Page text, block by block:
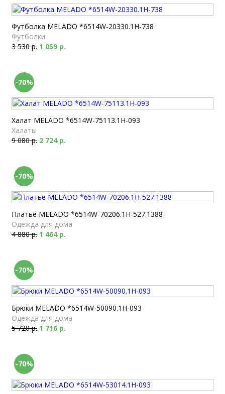
Футболка MELADO *6514W-20330.1H-738
Футболки
3 530 р. 1 059 р.
-70%
Халат MELADO *6514W-75113.1H-093
Халаты
9 080 р. 2 724 р.
-70%
Платье MELADO *6514W-70206.1H-527.1388
Одежда для дома
4 880 р. 1 464 р.
-70%
Брюки MELADO *6514W-50090.1H-093
Одежда для дома
5 720 р. 1 716 р.
-70%